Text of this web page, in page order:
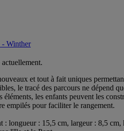
- Winther
et tout à fait uniques
le tracé des parcours ne dépend
éléments, les enfants peuvent les
empilés pour faciliter le rangement.
: longueur : 15,5 cm, largeur : 8,5 cm,